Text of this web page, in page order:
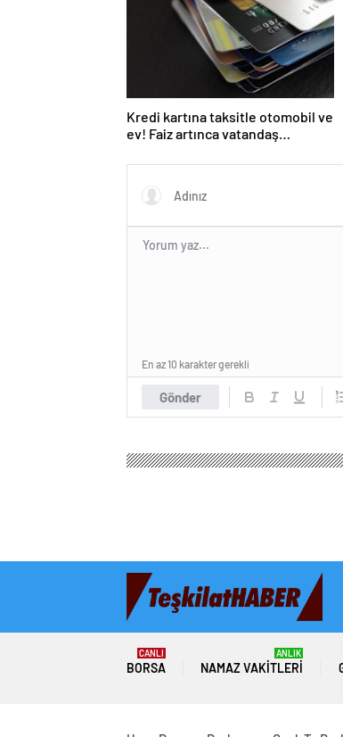
Kredi kartına taksitle otomobil ve
ev! Faiz artınca vatandaş
Gönder
En az 10 karakter gerekli
BORSA
CANLI
NAMAZ VAKITLERI
ANLIK